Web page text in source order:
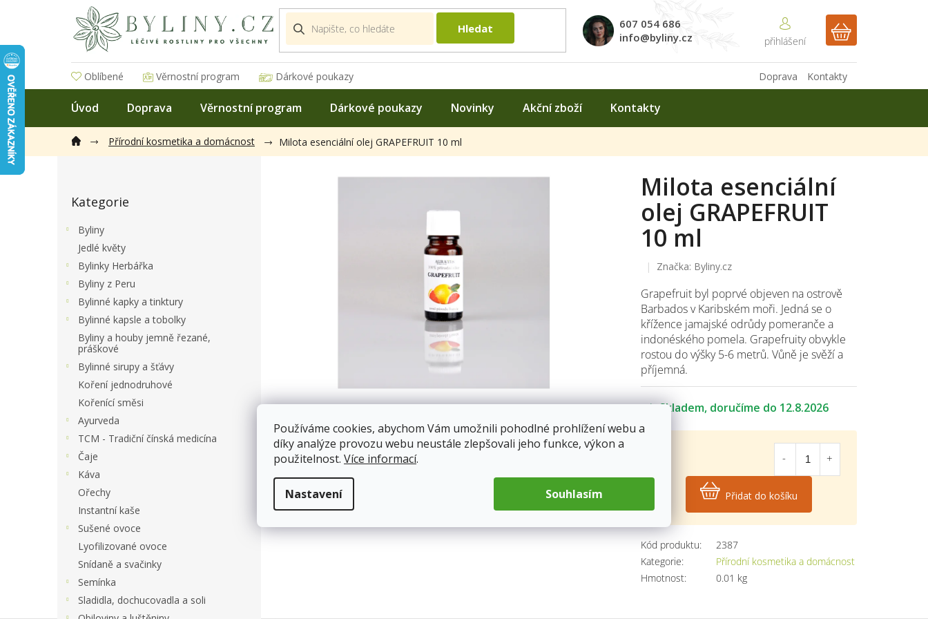
Používáme cookies, abychom Vám umožnili pohodlné prohlížení webu a
díky analýze provozu webu neustále zlepšovali jeho funkce, výkon a
použitelnost. Více informací.
Nastavení Souhlasím
Hledat
607 054 686
info@byliny.cz
NÁKUPNÍ
Oblíbené Věrnostní program Dárkové poukazy Kontakty
Doprava
Úvod Doprava Věrnostní program Dárkové poukazy Novinky Akční zboží Kontakty
Přírodní kosmetika a domácnost Milota esenciální olej GRAPEFRUIT 10 ml
kategorie
Kategorie
Byliny
Jedlé květy
Bylinky Herbářka
Byliny z Peru
Bylinné kapky a tinktury
Bylinné kapsle a tobolky
Byliny a houby jemně řezané,
práškové
Bylinné sirupy a šťávy
Koření jednodruhové
Kořenící směsi
Ayurveda
TCM - Tradiční čínská medicína
Čaje
Káva
Ořechy
Instantní kaše
Sušené ovoce
Lyofilizované ovoce
Snídaně a svačinky
Semínka
Sladidla, dochucovadla a soli
Skladem 12.8.2026
Grapefruit byl poprvé objeven na ostrově
Barbados v Karibském moři. Jedná se o
křížence jamajské odrůdy pomeranče a
indonéského pomela. Grapefruity obvykle
rostou do výšky 5-6 metrů. Vůně je svěží a
příjemná.
Milota esenciální
olej GRAPEFRUIT
10 ml
Značka: Byliny.cz
Kód produktu:
2387
Kategorie:
Přírodní kosmetika a domácnost
Hmotnost: 0.01 kg
Kč
cena:
Přidat do košíku